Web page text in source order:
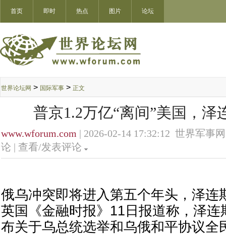
首页 即时 热点 图片 论坛
世界论坛网 > 国际军事 > 正文
普京1.2万亿“离间”美国，泽
www.wforum.com | 2026-02-14 17:32:12 世界军事
论 | 查看/发表评论
俄乌冲突即将进入第五个年头，泽连
英国《金融时报》11日报道称，泽连
布关于乌总统选举和乌俄和平协议全